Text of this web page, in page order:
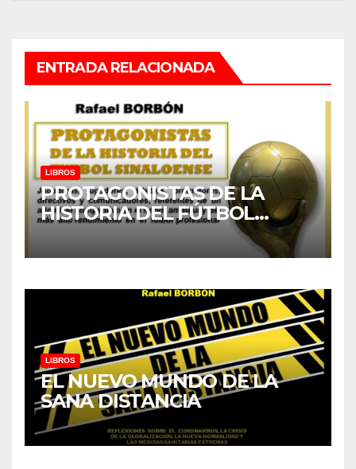
ENTRADA RELACIONADA
LIBROS
PROTAGONISTAS DE LA
HISTORIA DEL FÚTBOL
LIBROS
EL NUEVO MUNDO DE LA
SANA DISTANCIA